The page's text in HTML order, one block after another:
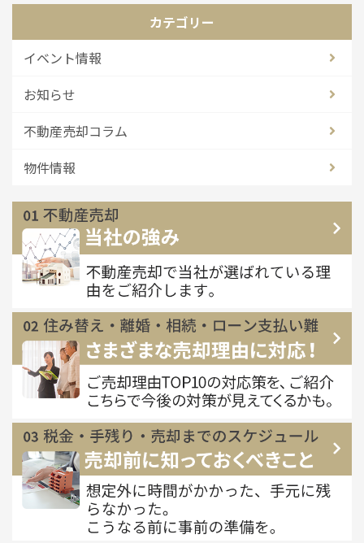
カテゴリー
イベント情報
お知らせ
不動産売却コラム
物件情報